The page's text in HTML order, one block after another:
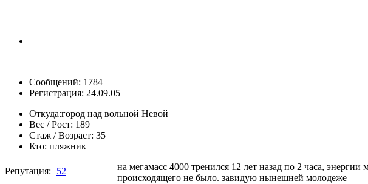
Сообщений: 1784
Регистрация: 24.09.05
Откуда:город над вольной Невой
Вес / Рост: 189
Стаж / Возраст: 35
Кто: пляжник
Репутация: 52
на мегамасс 4000 тренился 12 лет назад по 2 часа,
происходящего не было. завидую нынешней молодеже